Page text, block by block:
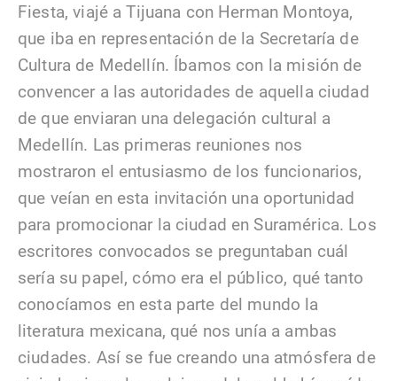
Fiesta, viajé a Tijuana con Herman Montoya,
que iba en representación de la Secretaría de
Cultura de Medellín. Íbamos con la misión de
convencer a las autoridades de aquella ciudad
de que enviaran una delegación cultural a
Medellín. Las primeras reuniones nos
mostraron el entusiasmo de los funcionarios,
que veían en esta invitación una oportunidad
para promocionar la ciudad en Suramérica. Los
escritores convocados se preguntaban cuál
sería su papel, cómo era el público, qué tanto
conocíamos en esta parte del mundo la
literatura mexicana, qué nos unía a ambas
ciudades. Así se fue creando una atmósfera de